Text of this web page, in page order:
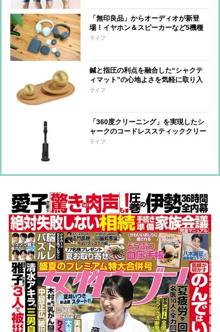
「無印良品」からオーディオが新登
場！イヤホン＆スピーカーなど5機種
をひと足先に体験
ライフ
鍼と指圧の利点を融合した“シャクテ
ィマット”の心地よさを気軽に取り入
れられる『ワンダーボール セット』
ライフ
「360度クリーニング」を実現したシ
ャークのコードレススティッククリー
ナー 強い吸引力とヘッドの密着性で
ライフ